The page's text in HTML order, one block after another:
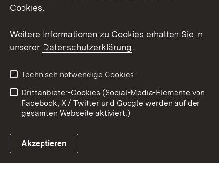
Youtube
Link zum Landesportal
Kontakt
Datenschutz
Barrierefreiheit
Impressum Cookies
Cookies.
Weitere Informationen zu Cookies erhalten Sie in
unserer Datenschutzerklärung.
Technisch notwendige Cookies
Drittanbieter-Cookies (Social-Media-Elemente von
Facebook, X / Twitter und Google werden auf der
gesamten Webseite aktiviert.)
Akzeptieren